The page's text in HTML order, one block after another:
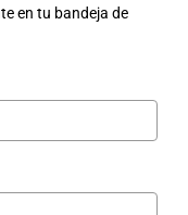
en tu bandeja de